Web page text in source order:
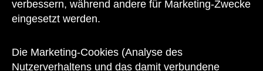
verbessern, während andere für Marketing-Zwecke
eingesetzt werden.
Die Marketing-Cookies (Analyse des
Nutzerverhaltens und das damit verbundene
zu den Öffnungszeiten des Museums
auch telefonisch zur Verfügung: